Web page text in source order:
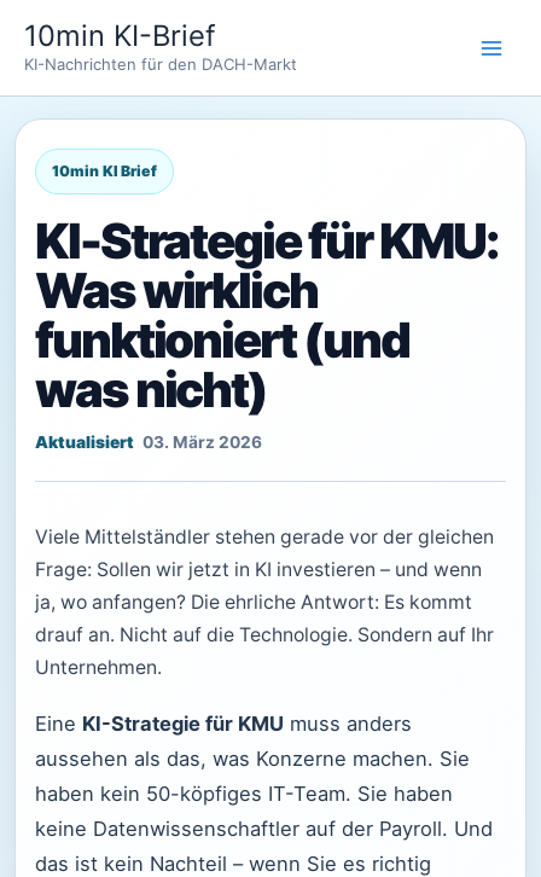
Inhalt
springen
10min KI-Brief
KI-Nachrichten für den DACH-Markt
KI-Strategie für KMU:
Was wirklich
funktioniert (und
was nicht)
03. März 2026
Viele Mittelständler stehen gerade vor der gleichen
Frage: Sollen wir jetzt in KI investieren – und wenn
ja, wo anfangen? Die ehrliche Antwort: Es kommt
drauf an. Nicht auf die Technologie. Sondern auf Ihr
Unternehmen.
Eine KI-Strategie für KMU muss anders
aussehen als das, was Konzerne machen. Sie
haben kein 50-köpfiges IT-Team. Sie haben
keine Datenwissenschaftler auf der Payroll. Und
das ist kein Nachteil – wenn Sie es richtig